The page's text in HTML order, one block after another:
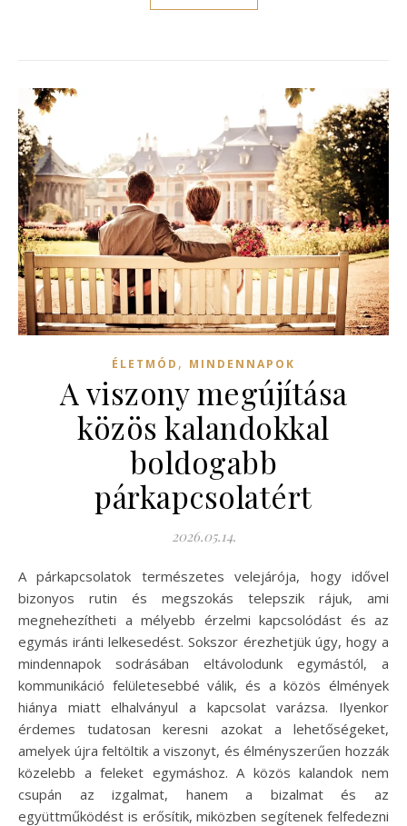
ÉLETMÓD , MINDENNAPOK
A viszony megújítása
közös kalandokkal
boldogabb
párkapcsolatért
2026.05.14.
A párkapcsolatok természetes velejárója, hogy idővel
bizonyos rutin és megszokás telepszik rájuk, ami
megnehezítheti a mélyebb érzelmi kapcsolódást és az
egymás iránti lelkesedést. Sokszor érezhetjük úgy, hogy a
mindennapok sodrásában eltávolodunk egymástól, a
kommunikáció felületesebbé válik, és a közös élmények
hiánya miatt elhalványul a kapcsolat varázsa. Ilyenkor
érdemes tudatosan keresni azokat a lehetőségeket,
amelyek újra feltöltik a viszonyt, és élményszerűen hozzák
közelebb a feleket egymáshoz. A közös kalandok nem
csupán az izgalmat, hanem a bizalmat és az
együttműködést is erősítik, miközben segítenek felfedezni